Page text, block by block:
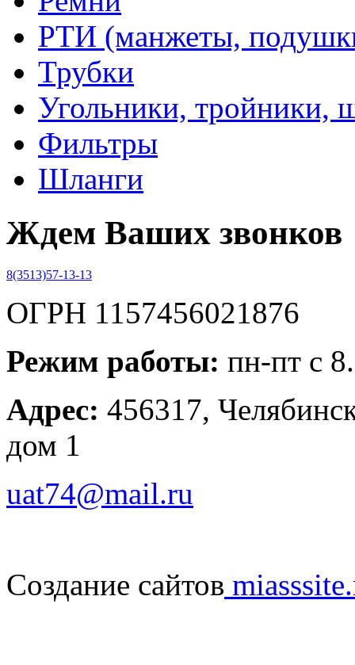
РТИ (манжеты,
Трубки
Угольники, тройники,
Фильтры
Шланги
Ждем Ваших звонков
8(3513)57-13-13
ОГРН 1157456021876
Режим работы: пн-пт с
Адрес: 456317,
дом 1
uat74@mail.ru
Создание сайтов